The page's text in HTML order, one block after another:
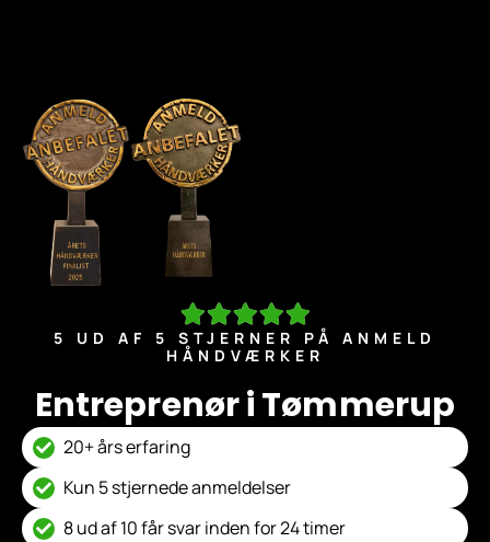
5 UD AF 5 STJERNER PÅ ANMELD
HÅNDVÆRKER
Entreprenør i Tømmerup
20+ års erfaring
Kun 5 stjernede anmeldelser
8 ud af 10 får svar inden for 24 timer